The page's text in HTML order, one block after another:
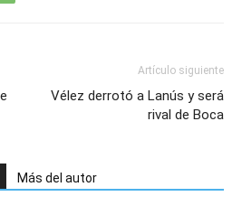
Artículo siguiente
Vélez derrotó a Lanús y será
rival de Boca
Más del autor